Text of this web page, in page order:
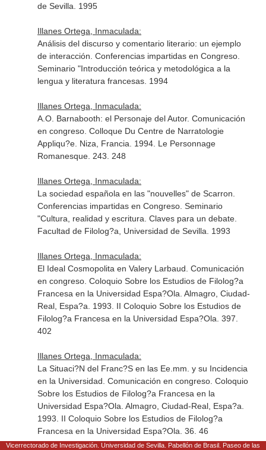
de Sevilla. 1995
Illanes Ortega, Inmaculada:
Análisis del discurso y comentario literario: un ejemplo
de interacción. Conferencias impartidas en Congreso.
Seminario "Introducción teórica y metodológica a la
lengua y literatura francesas. 1994
Illanes Ortega, Inmaculada:
A.O. Barnabooth: el Personaje del Autor. Comunicación
en congreso. Colloque Du Centre de Narratologie
Appliqu?e. Niza, Francia. 1994. Le Personnage
Romanesque. 243. 248
Illanes Ortega, Inmaculada:
La sociedad española en las "nouvelles" de Scarron.
Conferencias impartidas en Congreso. Seminario
"Cultura, realidad y escritura. Claves para un debate.
Facultad de Filolog?a, Universidad de Sevilla. 1993
Illanes Ortega, Inmaculada:
El Ideal Cosmopolita en Valery Larbaud. Comunicación
en congreso. Coloquio Sobre los Estudios de Filolog?a
Francesa en la Universidad Espa?Ola. Almagro, Ciudad-
Real, Espa?a. 1993. II Coloquio Sobre los Estudios de
Filolog?a Francesa en la Universidad Espa?Ola. 397.
402
Illanes Ortega, Inmaculada:
La Situaci?N del Franc?S en las Ee.mm. y su Incidencia
en la Universidad. Comunicación en congreso. Coloquio
Sobre los Estudios de Filolog?a Francesa en la
Universidad Espa?Ola. Almagro, Ciudad-Real, Espa?a.
1993. II Coloquio Sobre los Estudios de Filolog?a
Francesa en la Universidad Espa?Ola. 36. 46
Vicerrectorado de Investigación. Universidad de Sevilla. Pabellón de Brasil. Paseo de las